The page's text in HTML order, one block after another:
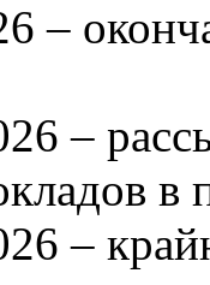
–
–
в
–